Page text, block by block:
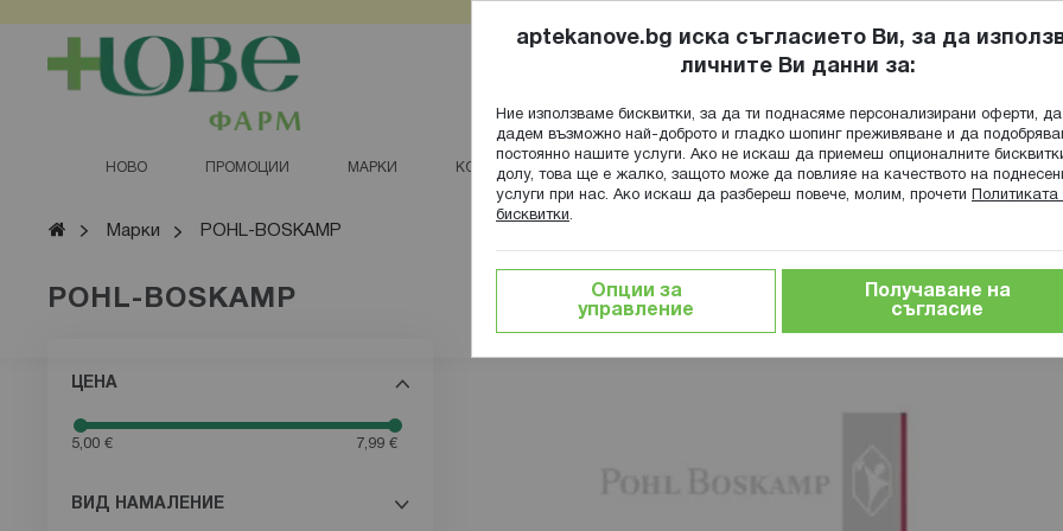
Прескачане
съдържанието
Търсене
ПОПИТАЙ
НОВО ПРОМОЦИИ МАРКИ КОЗМЕТИКА ГРИЖА ЗА МАЙКАТА И ДЕТЕТО ХРАНИТЕЛНИ ДОБАВКИ
Начало
Марки POHL-BOSKAMP
POHL-BOSKAMP
ЦЕНА
5,00 € 7,99 €
ВИД НАМАЛЕНИЕ
aptekanove.bg иска съгласието Ви, за да
личните Ви данни за:
Ние използваме бисквитки, за да ти поднасяме персонализирани оферти, да
дадем възможно най-доброто и гладко шопинг преживяване и да
постоянно нашите услуги. Ако не искаш да приемеш опционалните
долу, това ще е жалко, защото може да повлияе на качеството на
услуги при нас. Ако искаш да разбереш повече, молим, прочети
Политиката
бисквитки.
Опции за
управление
Получаване на
съгласие